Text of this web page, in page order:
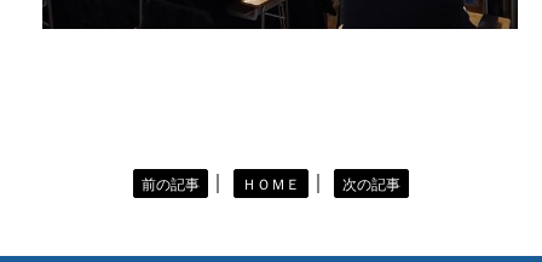
前の記事 ｜ ＨＯＭＥ ｜ 次の記事